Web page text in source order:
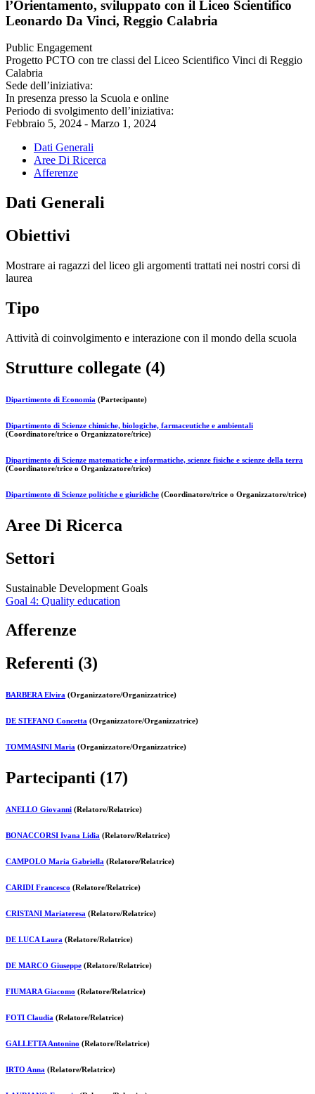
l’Orientamento, sviluppato con il Liceo Scientifico
Leonardo Da Vinci, Reggio Calabria
Public Engagement
Progetto PCTO con tre classi del Liceo Scientifico Vinci di Reggio
Calabria
Sede dell’iniziativa:
In presenza presso la Scuola e online
Periodo di svolgimento dell’iniziativa:
Febbraio 5, 2024 - Marzo 1, 2024
Dati Generali
Aree Di Ricerca
Afferenze
Dati Generali
Obiettivi
Mostrare ai ragazzi del liceo gli argomenti trattati nei nostri corsi di
laurea
Tipo
Attività di coinvolgimento e interazione con il mondo della scuola
Strutture collegate (4)
Dipartimento di Economia (Partecipante)
Dipartimento di Scienze chimiche, biologiche, farmaceutiche e ambientali
(Coordinatore/trice o Organizzatore/trice)
Dipartimento di Scienze matematiche e informatiche, scienze fisiche e scienze della terra
(Coordinatore/trice o Organizzatore/trice)
Dipartimento di Scienze politiche e giuridiche (Coordinatore/trice o Organizzatore/trice)
Aree Di Ricerca
Settori
Sustainable Development Goals
Goal 4: Quality education
Afferenze
Referenti (3)
BARBERA Elvira (Organizzatore/Organizzatrice)
DE STEFANO Concetta (Organizzatore/Organizzatrice)
TOMMASINI Maria (Organizzatore/Organizzatrice)
Partecipanti (17)
ANELLO Giovanni (Relatore/Relatrice)
BONACCORSI Ivana Lidia (Relatore/Relatrice)
CAMPOLO Maria Gabriella (Relatore/Relatrice)
CARIDI Francesco (Relatore/Relatrice)
CRISTANI Mariateresa (Relatore/Relatrice)
DE LUCA Laura (Relatore/Relatrice)
DE MARCO Giuseppe (Relatore/Relatrice)
FIUMARA Giacomo (Relatore/Relatrice)
FOTI Claudia (Relatore/Relatrice)
GALLETTA Antonino (Relatore/Relatrice)
IRTO Anna (Relatore/Relatrice)